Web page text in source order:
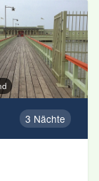
3 Nächte